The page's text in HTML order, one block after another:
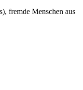
fremde Menschen aus